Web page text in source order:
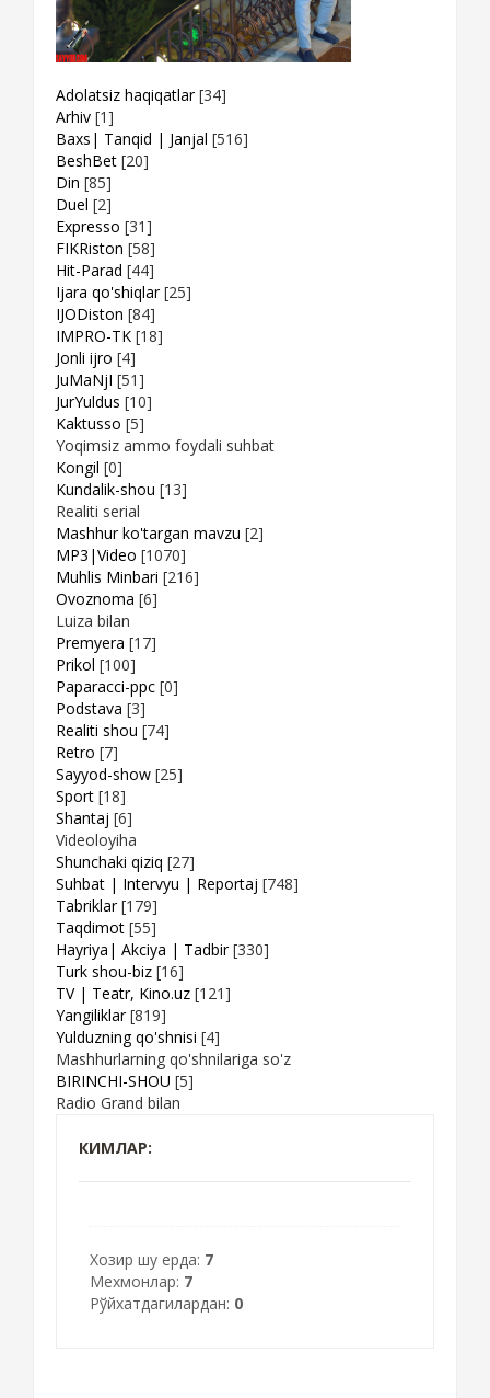
Adolatsiz haqiqatlar [34]
Arhiv [1]
Baxs| Tanqid | Janjal [516]
BeshBet [20]
Din [85]
Duel [2]
Expresso [31]
FIKRiston [58]
Hit-Parad [44]
Ijara qo'shiqlar [25]
IJODiston [84]
IMPRO-TK [18]
Jonli ijro [4]
JuMaNjI [51]
JurYuldus [10]
Kaktusso [5]
Yoqimsiz ammo foydali suhbat
Kongil [0]
Kundalik-shou [13]
Realiti serial
Mashhur ko'targan mavzu [2]
MP3|Video [1070]
Muhlis Minbari [216]
Ovoznoma [6]
Luiza bilan
Premyera [17]
Prikol [100]
Paparacci-ppc [0]
Podstava [3]
Realiti shou [74]
Retro [7]
Sayyod-show [25]
Sport [18]
Shantaj [6]
Videoloyiha
Shunchaki qiziq [27]
Suhbat | Intervyu | Reportaj [748]
Tabriklar [179]
Taqdimot [55]
Hayriya| Akciya | Tadbir [330]
Turk shou-biz [16]
TV | Teatr, Kino.uz [121]
Yangiliklar [819]
Yulduzning qo'shnisi [4]
Mashhurlarning qo'shnilariga so'z
BIRINCHI-SHOU [5]
Radio Grand bilan
КИМЛАР:
Хозир шу ерда: 7
Мехмонлар: 7
Рўйхатдагилардан: 0